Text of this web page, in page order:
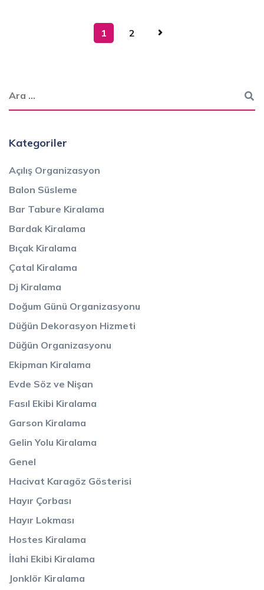
1 2
Kategoriler
Açılış Organizasyon
Balon Süsleme
Bar Tabure Kiralama
Bardak Kiralama
Bıçak Kiralama
Çatal Kiralama
Dj Kiralama
Doğum Günü Organizasyonu
Düğün Dekorasyon Hizmeti
Düğün Organizasyonu
Ekipman Kiralama
Evde Söz ve Nişan
Fasıl Ekibi Kiralama
Garson Kiralama
Gelin Yolu Kiralama
Genel
Hacivat Karagöz Gösterisi
Hayır Çorbası
Hayır Lokması
Hostes Kiralama
İlahi Ekibi Kiralama
Jonklör Kiralama